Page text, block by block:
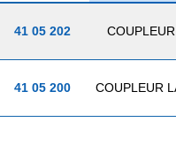
41 05 202
41 05 200 COUPLEUR